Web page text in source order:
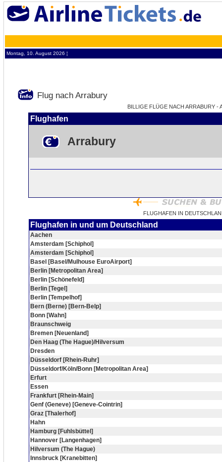
Montag, 10. August 2026 ¦
Flug nach Arrabury
BILLIGE FLÜGE NACH ARRABURY -
Flughafen
Arrabury
FLUGHAFEN IN
Flughafen in und um Deutschland
Aachen
Amsterdam [Schiphol]
Amsterdam [Schiphol]
Basel [Basel/Mulhouse EuroAirport]
Berlin [Metropolitan Area]
Berlin [Schönefeld]
Berlin [Tegel]
Berlin [Tempelhof]
Bern (Berne) [Bern-Belp]
Bonn [Wahn]
Braunschweig
Bremen [Neuenland]
Den Haag (The Hague)/Hilversum
Dresden
Düsseldorf [Rhein-Ruhr]
Düsseldorf/Köln/Bonn [Metropolitan Area]
Erfurt
Essen
Frankfurt [Rhein-Main]
Genf (Geneve) [Geneve-Cointrin]
Graz [Thalerhof]
Hahn
Hamburg [Fuhlsbüttel]
Hannover [Langenhagen]
Hilversum (The Hague)
Innsbruck [Kranebitten]